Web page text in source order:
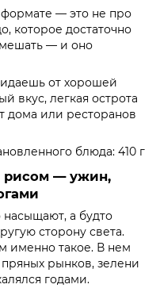
— это не про
которое достаточно
— и оно
от хорошей
вкус, легкая острота
дома или ресторанов
блюда: 410 г
рисом — ужин,
насыщают, а будто
сторону света.
именно такое. В нем
пряных рынков, зелени
годами.